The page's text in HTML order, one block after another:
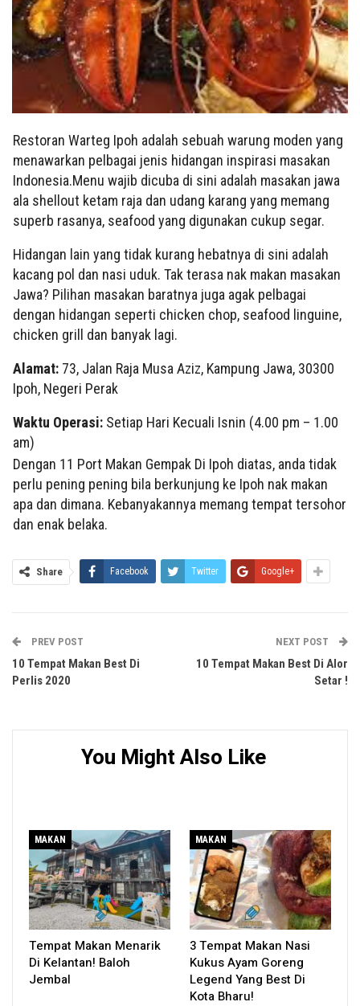
Restoran Warteg Ipoh adalah sebuah warung moden yang
menawarkan pelbagai jenis hidangan inspirasi masakan
Indonesia.Menu wajib dicuba di sini adalah masakan jawa
ala shellout ketam raja dan udang karang yang memang
superb rasanya, seafood yang digunakan cukup segar.
Hidangan lain yang tidak kurang hebatnya di sini adalah
kacang pol dan nasi uduk. Tak terasa nak makan masakan
Jawa? Pilihan masakan baratnya juga agak pelbagai
dengan hidangan seperti chicken chop, seafood linguine,
chicken grill dan banyak lagi.
Alamat: 73, Jalan Raja Musa Aziz, Kampung Jawa, 30300
Ipoh, Negeri Perak
Waktu Operasi: Setiap Hari Kecuali Isnin (4.00 pm – 1.00
am)
Dengan 11 Port Makan Gempak Di Ipoh diatas, anda tidak
perlu pening pening bila berkunjung ke Ipoh nak makan
apa dan dimana. Kebanyakannya memang tempat tersohor
dan enak belaka.
Share Facebook Twitter Google+
PREV POST
10 Tempat Makan Best Di
Perlis 2020
NEXT POST
10 Tempat Makan Best Di Alor
Setar !
You Might Also Like
MAKAN
Tempat Makan Menarik
Di Kelantan! Baloh
Jembal
MAKAN
3 Tempat Makan Nasi
Kukus Ayam Goreng
Legend Yang Best Di
Kota Bharu!